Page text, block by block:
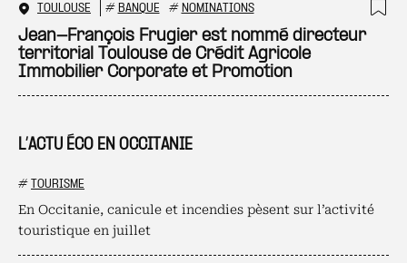
L’ACTU ÉCO EN OCCITANIE
# TOURISME
En Occitanie, canicule et incendies pèsent sur l’activité
touristique en juillet
TOULOUSE # BANQUE # NOMINATIONS
Jean-François Frugier est nommé directeur
territorial Toulouse de Crédit Agricole
Immobilier Corporate et Promotion